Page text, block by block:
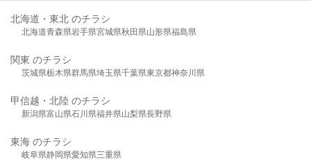
北海道・東北 のチラシ
北海道青森県岩手県宮城県秋田県山形県福島県
関東 のチラシ
茨城県栃木県群馬県埼玉県千葉県東京都神奈川県
甲信越・北陸 のチラシ
新潟県富山県石川県福井県山梨県長野県
東海 のチラシ
岐阜県静岡県愛知県三重県